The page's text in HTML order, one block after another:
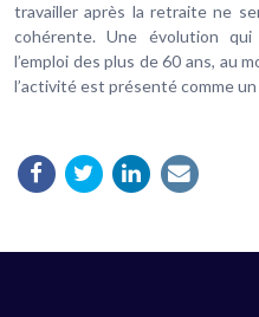
travailler après la retraite ne
cohérente. Une évolution
l’emploi des plus de 60 ans, au
l’activité est présenté comme